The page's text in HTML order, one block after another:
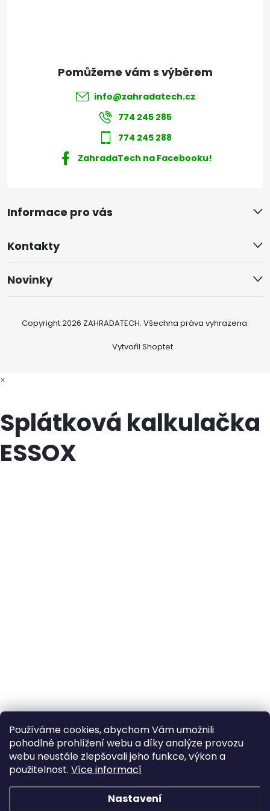
Používáme cookies, abychom Vám umožnili
pohodlné prohlížení webu a díky analýze provozu
webu neustále zlepšovali jeho funkce, výkon a
použitelnost. Více informací
Nastavení
Informace pro vás
Kontakty
Novinky
info@zahradatech.cz
774 245 285
774 245 288
ZahradaTech na Facebooku!
Vytvořil Shoptet
Copyright 2026 ZAHRADATECH. Všechna práva vyhrazena.
×
Splátková kalkulačka
ESSOX